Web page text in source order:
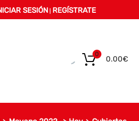
SESIÓN REGÍSTRATE
0.00€
0